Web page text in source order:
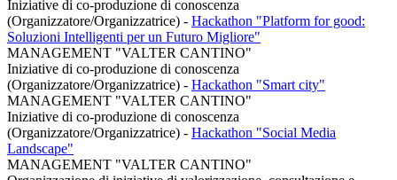
Iniziative di co-produzione di conoscenza
(Organizzatore/Organizzatrice) - Hackathon "Platform for good:
Soluzioni Intelligenti per un Futuro Migliore"
MANAGEMENT "VALTER CANTINO"
Iniziative di co-produzione di conoscenza
(Organizzatore/Organizzatrice) - Hackathon "Smart city"
MANAGEMENT "VALTER CANTINO"
Iniziative di co-produzione di conoscenza
(Organizzatore/Organizzatrice) - Hackathon "Social Media
Landscape"
MANAGEMENT "VALTER CANTINO"